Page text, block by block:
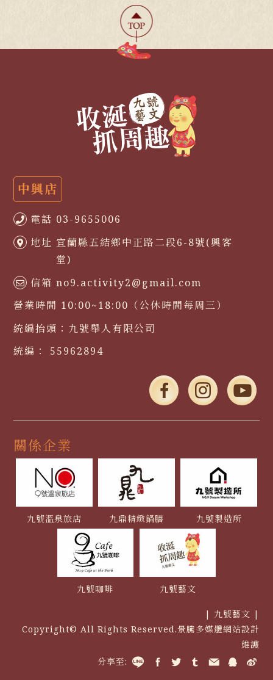
中興店
電話 03-9655006
地址 宜蘭縣五結鄉中正路二段6-8號(興客
堂)
信箱 no9.activity2@gmail.com
營業時間 10:00~18:00（公休時間每周三）
統編抬頭： 九號舉人有限公司
統編：
55962894
關係企業
九號溫泉旅店 九鼎精緻鍋膳 九號製造所
九號咖啡 九號藝文
| 九號藝文 |
Copyright© All Rights Reserved.景騰多媒體網站設計
維護
分享至: